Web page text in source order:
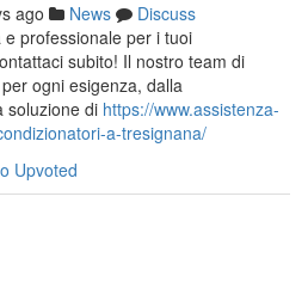
ago News
Discuss
professionale per i tuoi
subito! Il nostro team di
ogni esigenza, dalla
soluzione di https://www.assistenza-
a-tresignana/
Upvoted